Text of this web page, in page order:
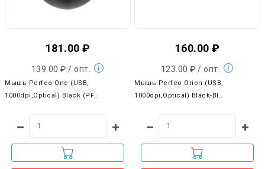
181.00 ₽
139.00 ₽ / опт.
Мышь Perfeo One (USB,
1000dpi,Optical) Black (PF..
160.00 ₽
123.00 ₽ / опт.
Мышь Perfeo Orion (USB,
1000dpi,Optical) Black-Bl..